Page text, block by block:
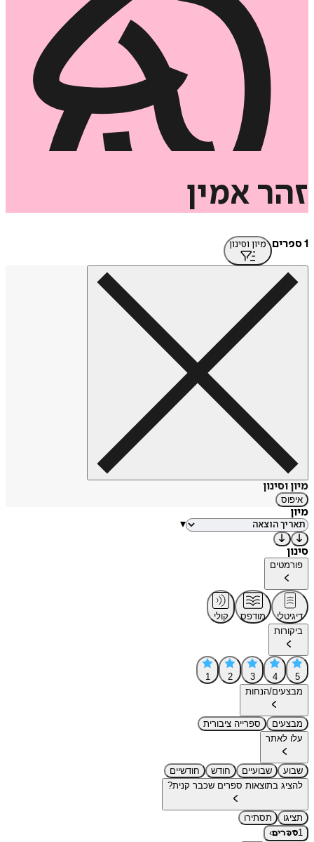
זהר אמין
1 ספרים מיון וסינון
מיון וסינון
איפוס
מיון
▾
סינון
פורמטים
דיגיטלי מודפס
קולי
ביקורות
5
4
3
2
1
מבצעים/הנחות
מבצעים
ספרייה ציבורית
עלו לאתר
שבוע שבועיים חודש
חודשיים
להציג בתוצאות ספרים שכבר קנית?
תציגו
תסתירו
1ספרים›